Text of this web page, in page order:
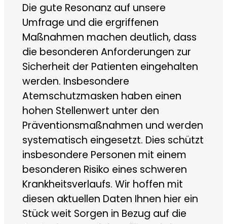
Die gute Resonanz auf unsere
Umfrage und die ergriffenen
Maßnahmen machen deutlich, dass
die besonderen Anforderungen zur
Sicherheit der Patienten eingehalten
werden. Insbesondere
Atemschutzmasken haben einen
hohen Stellenwert unter den
Präventionsmaßnahmen und werden
systematisch eingesetzt. Dies schützt
insbesondere Personen mit einem
besonderen Risiko eines schweren
Krankheitsverlaufs. Wir hoffen mit
diesen aktuellen Daten Ihnen hier ein
Stück weit Sorgen in Bezug auf die